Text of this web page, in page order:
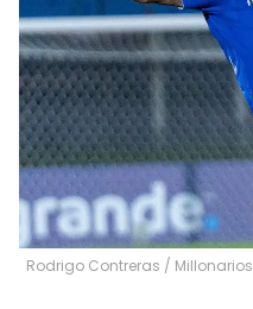
Rodrigo Contreras / Millonarios